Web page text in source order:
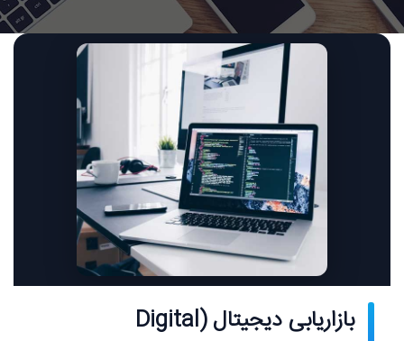
بازاریابی دیجیتال (Digital